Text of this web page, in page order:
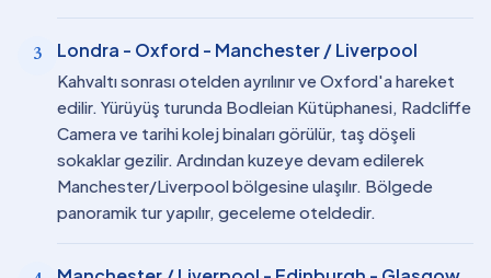
3 Londra - Oxford - Manchester / Liverpool
Kahvaltı sonrası otelden ayrılınır ve Oxford'a hareket
edilir. Yürüyüş turunda Bodleian Kütüphanesi, Radcliffe
Camera ve tarihi kolej binaları görülür, taş döşeli
sokaklar gezilir. Ardından kuzeye devam edilerek
Manchester/Liverpool bölgesine ulaşılır. Bölgede
panoramik tur yapılır, geceleme oteldedir.